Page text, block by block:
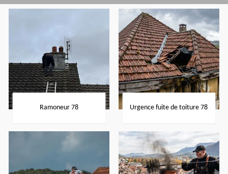
Ramoneur 78 Urgence fuite de toiture 78